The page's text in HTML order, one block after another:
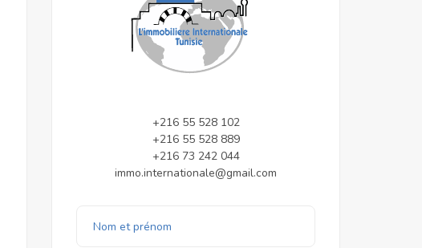
+216 55 528 102
+216 55 528 889
+216 73 242 044
immo.internationale@gmail.com